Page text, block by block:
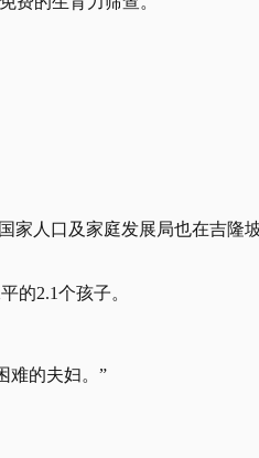
家人口及家庭发展局也在吉
的2.1个孩子。
难的夫妇。”